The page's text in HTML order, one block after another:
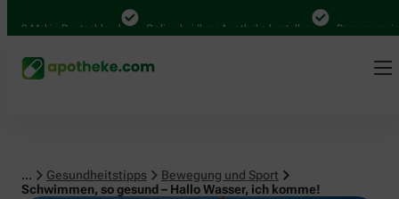
Mal in Deutschland Online bei Ihrer Apotheke bestellen Bequem
... Gesundheitstipps
Bewegung und Sport
Schwimmen, so gesund – Hallo Wasser, ich komme!
Bewegung und Sport